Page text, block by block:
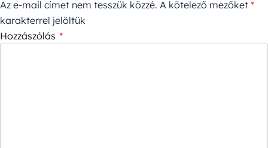
Az e-mail címet nem tesszük közzé. A kötelező mezőket *
karakterrel jelöltük
Hozzászólás *